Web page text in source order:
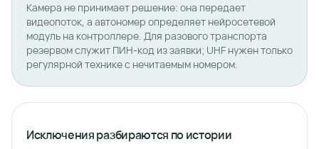
Камера не принимает решение: она передает
видеопоток, а автономер определяет нейросетевой
модуль на контроллере. Для разового транспорта
резервом служит ПИН-код из заявки; UHF нужен только
регулярной технике с нечитаемым номером.
Исключения разбираются по истории